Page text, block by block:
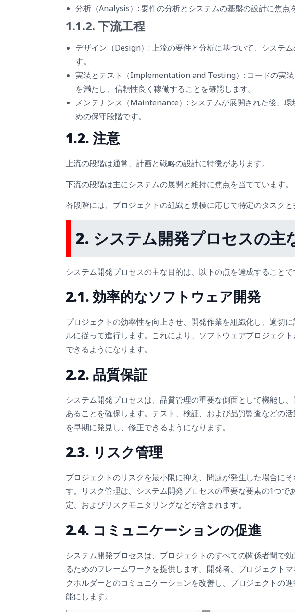
分析（Analysis）: 要件の分析とシステムの基盤の設計に焦点
1.1.2. 下流工程
デザイン（Design）: 上流の要件と分析に基づいて、システ
す。
実装とテスト（Implementation and Testing）: コードの実
を満たし、信頼性良く稼働することを確認します。
メンテナンス（Maintenance）: システムが展開された後、
めの保守段階です。
1.2. 注意
上流の段階は通常、計画と戦略の設計に特徴があります。
下流の段階は主にシステムの展開と維持に焦点を当てています。
各段階には、プロジェクトの組織と規模に応じて特定のタスクと
2. システム開発プロセスの主
システム開発プロセスの主な目的は、以下の点を達成することで
2.1. 効率的なソフトウェア開発
プロジェクトの効率性を向上させ、開発作業を組織化し、適切
ルに従って進行します。これにより、ソフトウェアプロジェク
できるようになります。
2.2. 品質保証
システム開発プロセスは、品質管理の重要な側面として機能し
あることを確保します。テスト、検証、および品質監査などの
を早期に発見し、修正できるようになります。
2.3. リスク管理
プロジェクトのリスクを最小限に抑え、問題が発生した場合に
す。リスク管理は、システム開発プロセスの重要な要素の1つで
定、およびリスクモニタリングなどが含まれます。
2.4. コミュニケーションの促進
システム開発プロセスは、プロジェクトのすべての関係者間で
るためのフレームワークを提供します。開発者、プロジェクト
クホルダーとのコミュニケーションを改善し、プロジェクトの
能にします。